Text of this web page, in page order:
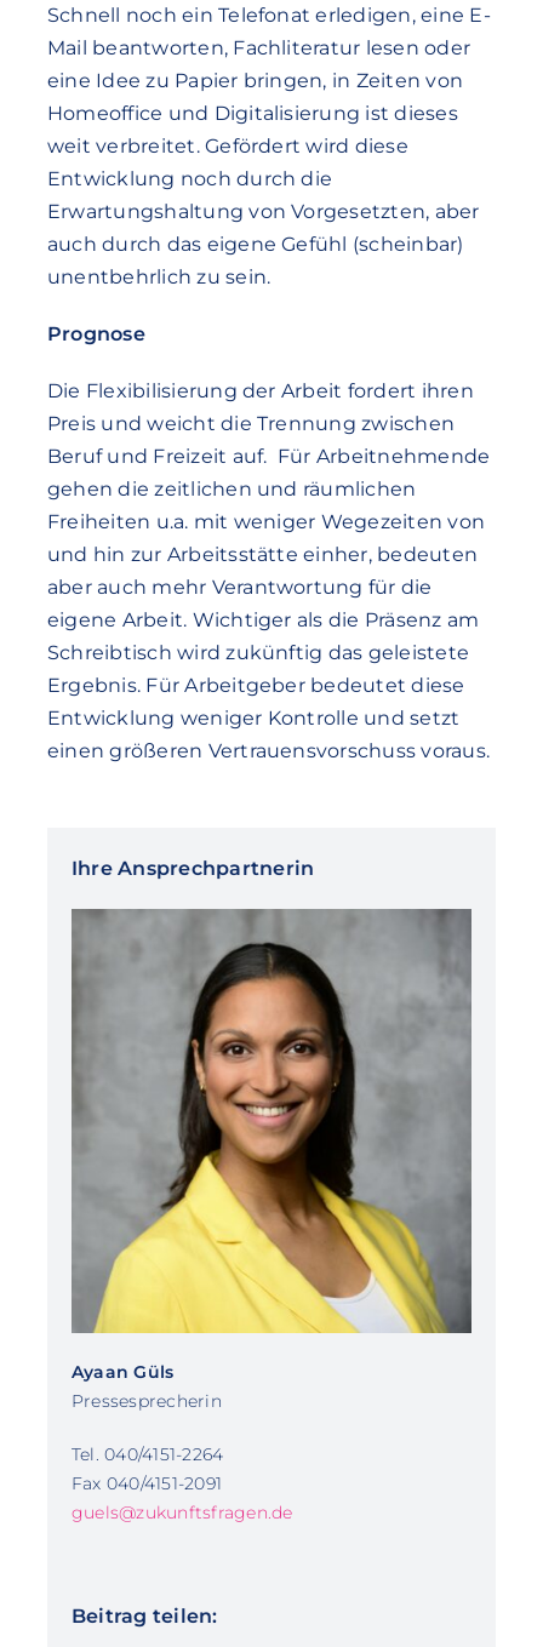
Schnell noch ein Telefonat erledigen, eine E-
Mail beantworten, Fachliteratur lesen oder
eine Idee zu Papier bringen, in Zeiten von
Homeoffice und Digitalisierung ist dieses
weit verbreitet. Gefördert wird diese
Entwicklung noch durch die
Erwartungshaltung von Vorgesetzten, aber
auch durch das eigene Gefühl (scheinbar)
unentbehrlich zu sein.
Prognose
Die Flexibilisierung der Arbeit fordert ihren
Preis und weicht die Trennung zwischen
Beruf und Freizeit auf. Für Arbeitnehmende
gehen die zeitlichen und räumlichen
Freiheiten u.a. mit weniger Wegezeiten von
und hin zur Arbeitsstätte einher, bedeuten
aber auch mehr Verantwortung für die
eigene Arbeit. Wichtiger als die Präsenz am
Schreibtisch wird zukünftig das geleistete
Ergebnis. Für Arbeitgeber bedeutet diese
Entwicklung weniger Kontrolle und setzt
einen größeren Vertrauensvorschuss voraus.
Ihre Ansprechpartnerin
Ayaan Güls
Pressesprecherin
Tel. 040/4151-2264
Fax 040/4151-2091
guels@zukunftsfragen.de
Beitrag teilen: